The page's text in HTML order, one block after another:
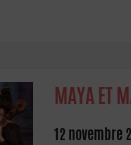
MAYA ET
12 novembre